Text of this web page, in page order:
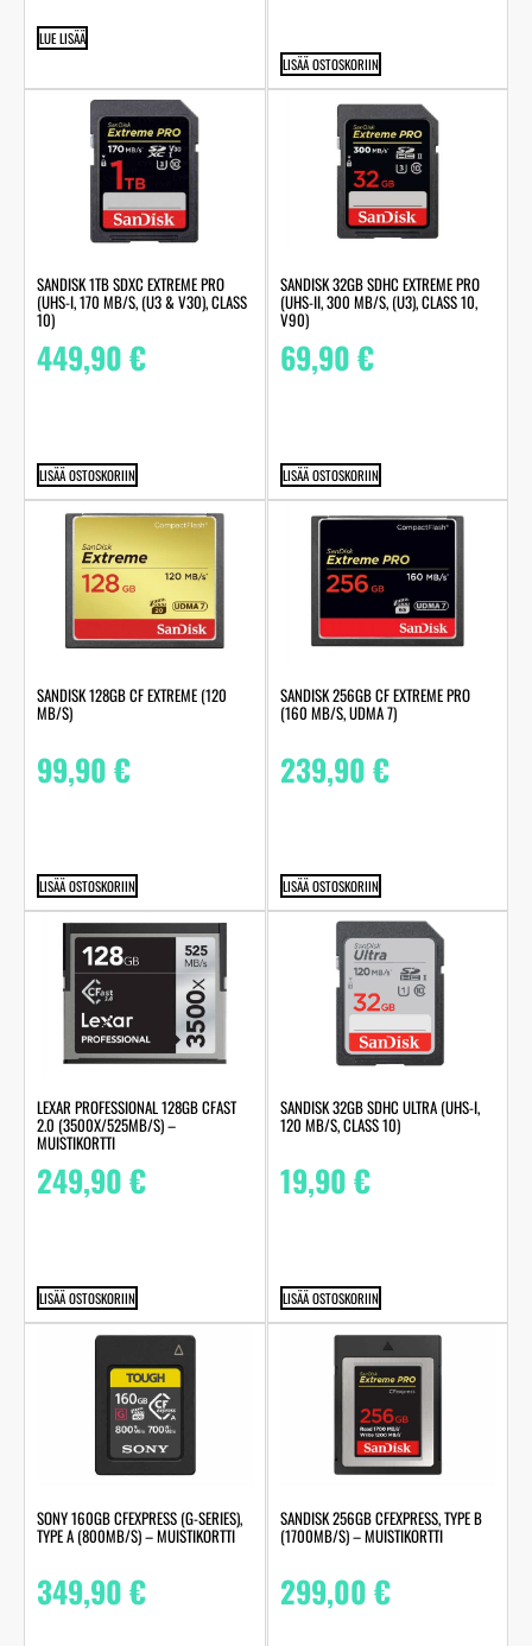
LUE LISÄÄ
LISÄÄ OSTOSKORIIN
SANDISK 1TB SDXC EXTREME PRO
(UHS-I, 170 MB/S, (U3 & V30), CLASS
10)
449,90€
LISÄÄ OSTOSKORIIN
SANDISK 32GB SDHC EXTREME PRO
(UHS-II, 300 MB/S, (U3), CLASS 10,
V90)
69,90€
LISÄÄ OSTOSKORIIN
SANDISK 128GB CF EXTREME (120
MB/S)
99,90€
LISÄÄ OSTOSKORIIN
SANDISK 256GB CF EXTREME PRO
(160 MB/S, UDMA 7)
239,90€
LISÄÄ OSTOSKORIIN
LEXAR PROFESSIONAL 128GB CFAST
2.0 (3500X/525MB/S) –
MUISTIKORTTI
249,90€
LISÄÄ OSTOSKORIIN
SANDISK 32GB SDHC ULTRA (UHS-I,
120 MB/S, CLASS 10)
19,90€
LISÄÄ OSTOSKORIIN
SONY 160GB CFEXPRESS (G-SERIES),
TYPE A (800MB/S) – MUISTIKORTTI
349,90€
SANDISK 256GB CFEXPRESS, TYPE B
(1700MB/S) – MUISTIKORTTI
299,00€